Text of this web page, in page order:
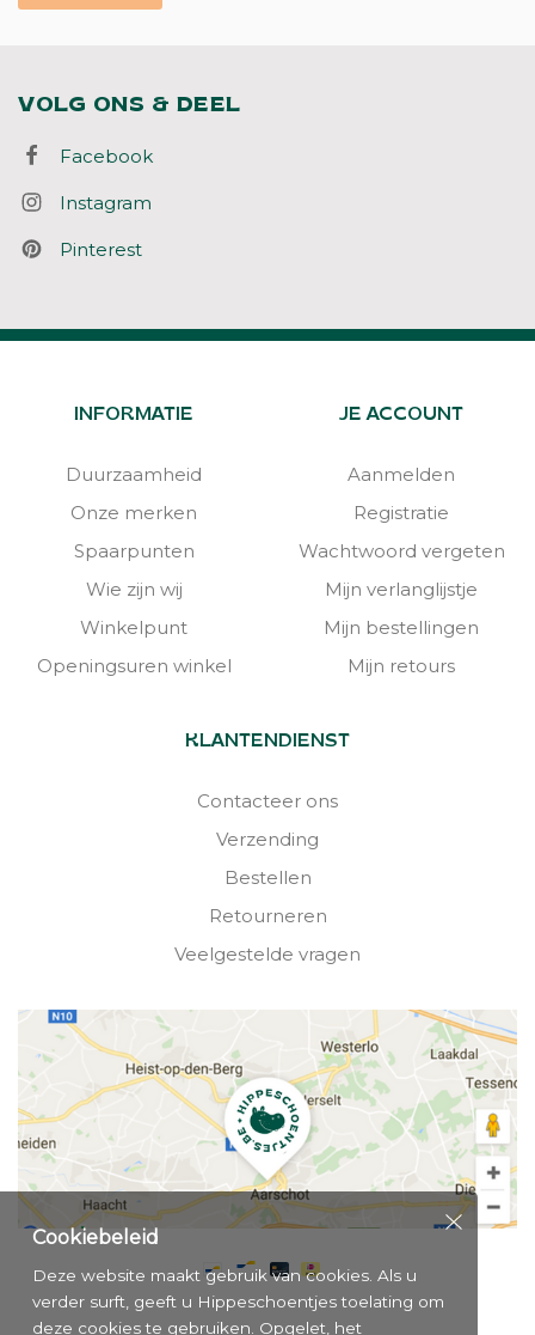
VOLG ONS & DEEL
Facebook
Instagram
Pinterest
INFORMATIE
Duurzaamheid
Onze merken
Spaarpunten
Wie zijn wij
Winkelpunt
Openingsuren winkel
JE ACCOUNT
Aanmelden
Registratie
Wachtwoord vergeten
Mijn verlanglijstje
Mijn bestellingen
Mijn retours
KLANTENDIENST
Contacteer ons
Verzending
Bestellen
Retourneren
Veelgestelde vragen
Cookiebeleid
Deze website maakt gebruik van cookies. Als u
verder surft, geeft u Hippeschoentjes toelating om
deze cookies te gebruiken. Opgelet, het